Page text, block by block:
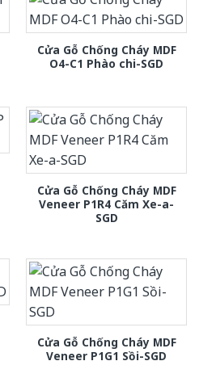
Cửa Gỗ Chống Cháy MDF
O4-C1 Phào chi-SGD
Cửa Gỗ Chống Cháy MDF
Veneer P1R4 Căm Xe-a-
SGD
Cửa Gỗ Chống Cháy MDF
Veneer P1G1 Sồi-SGD